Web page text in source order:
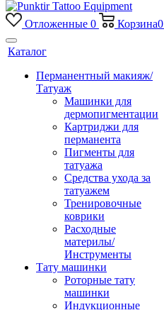
Отложенные 0 Корзина0
Каталог
Перманентный макияж/
Татуаж
Машинки для
дермопигментации
Картриджи для
перманента
Пигменты для
татуажа
Средства ухода за
татуажем
Тренировочные
коврики
Расходные
материлы/
Инструменты
Тату машинки
Роторные тату
машинки
Индукционные